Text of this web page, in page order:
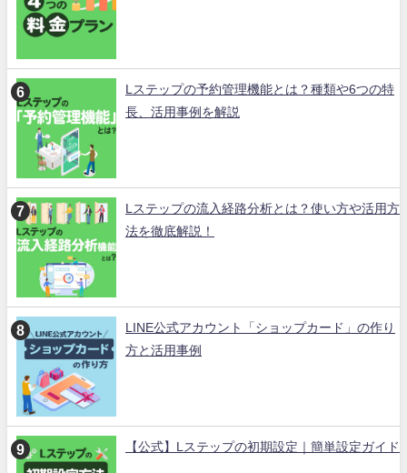
Lステップの予約管理機能とは？種類や6つの特
長、活用事例を解説
Lステップの流入経路分析とは？使い方や活用方
法を徹底解説！
LINE公式アカウント「ショップカード」の作り
方と活用事例
【公式】Lステップの初期設定｜簡単設定ガイド